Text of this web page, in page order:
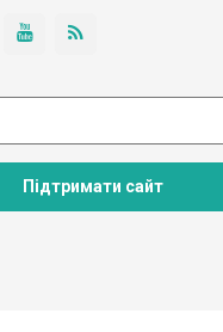
Підтримати сайт